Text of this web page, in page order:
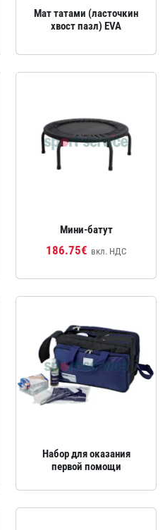
Мат татами (ласточкин
хвост пазл) EVA
Мини‑батут
186.75€ вкл. НДС
Набор для оказания
первой помощи